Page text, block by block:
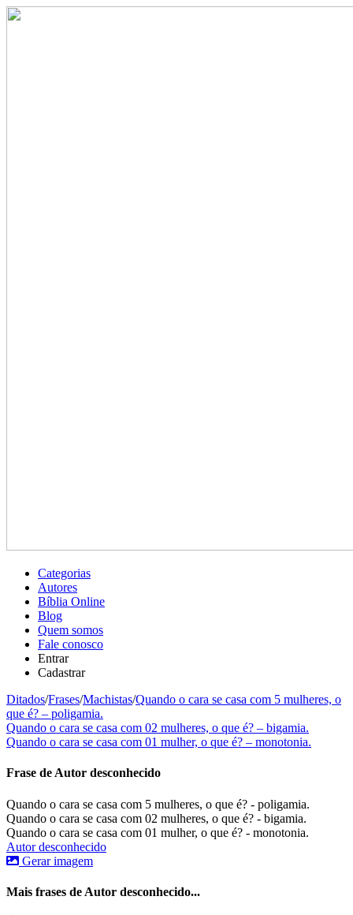
Categorias
Autores
Bíblia Online
Blog
Quem somos
Fale conosco
Entrar
Cadastrar
Ditados/Frases/Machistas/Quando o cara se casa com 5 mulheres, o
que é? – poligamia.
Quando o cara se casa com 02 mulheres, o que é? – bigamia.
Quando o cara se casa com 01 mulher, o que é? – monotonia.
Frase de Autor desconhecido
Quando o cara se casa com 5 mulheres, o que é? - poligamia.
Quando o cara se casa com 02 mulheres, o que é? - bigamia.
Quando o cara se casa com 01 mulher, o que é? - monotonia.
Autor desconhecido
Gerar imagem
Mais frases de Autor desconhecido...